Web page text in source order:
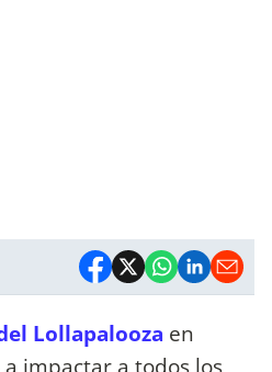
Lollapalooza en
impactar a todos los